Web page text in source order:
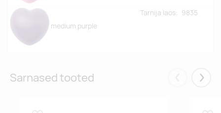
medium purple
Tarnija laos: 9835
Sarnased tooted Eelmised